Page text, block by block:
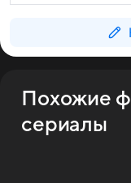
Похожие
сериалы